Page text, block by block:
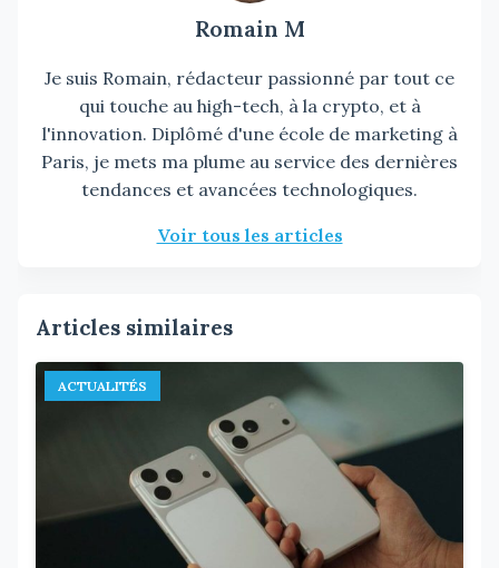
Romain M
Je suis Romain, rédacteur passionné par tout ce
qui touche au high-tech, à la crypto, et à
l'innovation. Diplômé d'une école de marketing à
Paris, je mets ma plume au service des dernières
tendances et avancées technologiques.
Voir tous les articles
Articles similaires
ACTUALITÉS